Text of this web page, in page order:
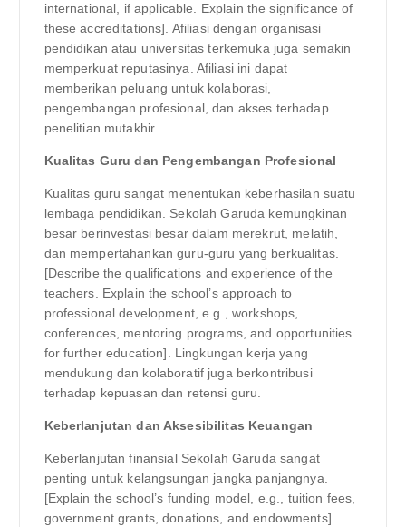
international, if applicable. Explain the significance of
these accreditations]. Afiliasi dengan organisasi
pendidikan atau universitas terkemuka juga semakin
memperkuat reputasinya. Afiliasi ini dapat
memberikan peluang untuk kolaborasi,
pengembangan profesional, dan akses terhadap
penelitian mutakhir.
Kualitas Guru dan Pengembangan Profesional
Kualitas guru sangat menentukan keberhasilan suatu
lembaga pendidikan. Sekolah Garuda kemungkinan
besar berinvestasi besar dalam merekrut, melatih,
dan mempertahankan guru-guru yang berkualitas.
[Describe the qualifications and experience of the
teachers. Explain the school’s approach to
professional development, e.g., workshops,
conferences, mentoring programs, and opportunities
for further education]. Lingkungan kerja yang
mendukung dan kolaboratif juga berkontribusi
terhadap kepuasan dan retensi guru.
Keberlanjutan dan Aksesibilitas Keuangan
Keberlanjutan finansial Sekolah Garuda sangat
penting untuk kelangsungan jangka panjangnya.
[Explain the school’s funding model, e.g., tuition fees,
government grants, donations, and endowments].